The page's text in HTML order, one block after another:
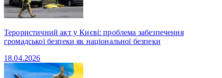
Терористичний акт у Києві: проблема забезпечення
громадської безпеки як національної безпеки
18.04.2026